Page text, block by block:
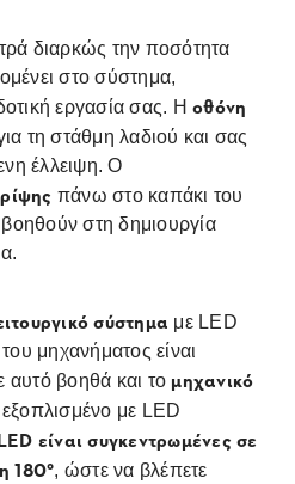
διαρκώς την ποσότητα
στο σύστημα,
εργασία σας. Η οθόνη
τη στάθμη λαδιού και σας
έλλειψη. Ο
πάνω στο καπάκι του
βοηθούν στη δημιουργία
σύστημα με LED
μηχανήματος είναι
αυτό βοηθά και το μηχανικό
με LED
είναι συγκεντρωμένες σε
180°, ώστε να βλέπετε